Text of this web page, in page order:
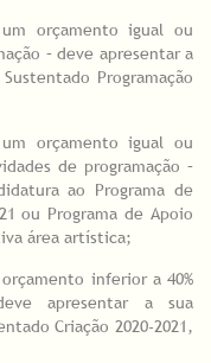
orçamento igual ou
– deve apresentar a
Programação
orçamento igual ou
de programação –
ao Programa de
ou Programa de Apoio
área artística;
inferior a 40%
apresentar a sua
Criação 2020-2021,